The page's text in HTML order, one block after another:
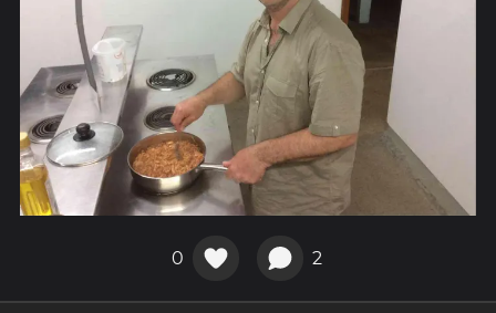
0 2